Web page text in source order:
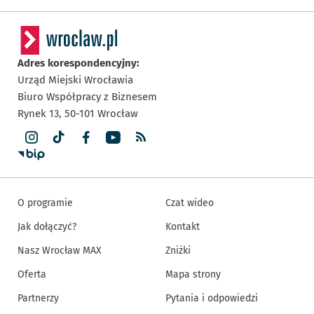
Adres korespondencyjny:
Urząd Miejski Wrocławia
Biuro Współpracy z Biznesem
Rynek 13, 50-101 Wrocław
O programie
Jak dołączyć?
Nasz Wrocław MAX
Oferta
Partnerzy
Czat wideo
Kontakt
Zniżki
Mapa strony
Pytania i odpowiedzi